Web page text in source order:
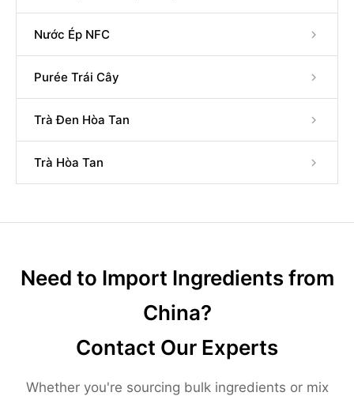
Nước Ép NFC
Purée Trái Cây
Trà Đen Hòa Tan
Trà Hòa Tan
Need to Import Ingredients from
China?
Contact Our Experts
Whether you're sourcing bulk ingredients or mix